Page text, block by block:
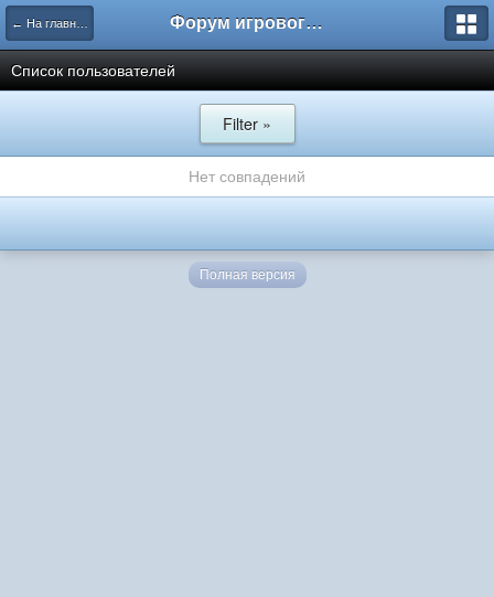
← На главную Форум игрового проекта Riverrise
Список пользователей
Filter »
Нет совпадений
Полная версия